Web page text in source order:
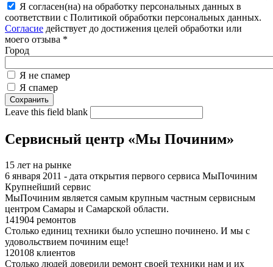
Я согласен(на) на обработку персональных данных в
соответствии с Политикой обработки персональных данных.
Согласие действует до достижения целей обработки или
моего отзыва *
Город
Я не спамер
Я спамер
Leave this field blank
Сервисный центр «Мы Починим»
15 лет на рынке
6 января 2011 - дата открытия первого сервиса МыПочиним
Крупнейший сервис
МыПочиним является самым крупным частным сервисным
центром Самары и Самарской области.
141904 ремонтов
Столько единиц техники было успешно починено. И мы с
удовольствием починим еще!
120108 клиентов
Столько людей доверили ремонт своей техники нам и их